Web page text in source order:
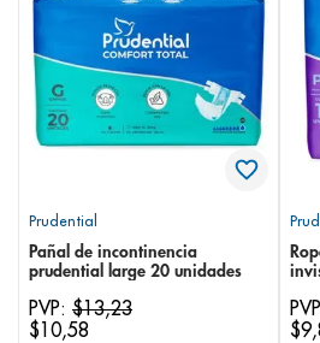
Prudential
Pañal de incontinencia
prudential large 20 unidades
PVP: $13,23
$10,58
$9,